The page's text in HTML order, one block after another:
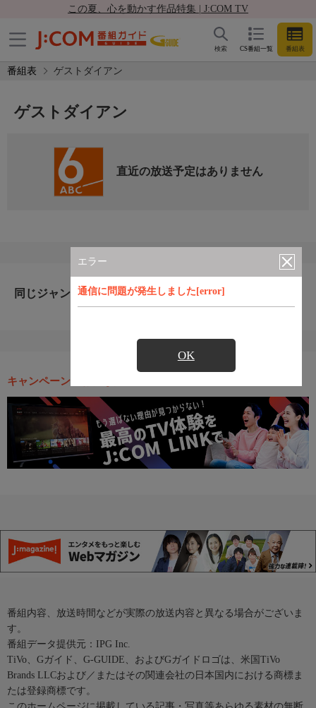
この夏、心を動かす作品特集 | J:COM TV
CS番組一覧 番組表
検索
番組表 ゲストダイアン
エラー
通信に問題が発生しました[error]
OK
ゲストダイアン
直近の放送予定はありません
同じジャンルのおすすめ番組
キャンペーン・お得な情報
番組内容、放送時間などが実際の放送内容と異なる場合がございま
す。
番組データ提供元：IPG Inc.
TiVo、Gガイド、G-GUIDE、およびGガイドロゴは、米国TiVo
Brands LLCおよび／またはその関連会社の日本国内における商標ま
たは登録商標です。